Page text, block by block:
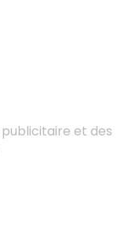
publicitaire et des